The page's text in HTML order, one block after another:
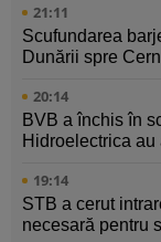
21:11
Scufundarea
Dunării spre
20:14
BVB a închis în
Hidroelectrica
19:14
STB a cerut
necesară pentru